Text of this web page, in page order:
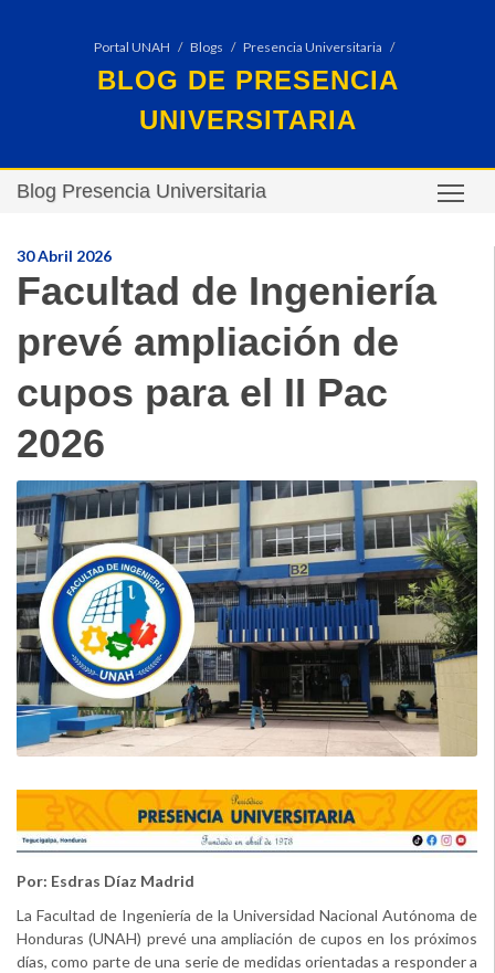
Portal UNAH Blogs Presencia Universitaria
BLOG DE PRESENCIA
UNIVERSITARIA
Blog Presencia Universitaria
30 Abril 2026
Facultad de Ingeniería
prevé ampliación de
cupos para el II Pac
2026
Por: Esdras Díaz Madrid
La Facultad de Ingeniería de la Universidad Nacional Autónoma de
Honduras (UNAH) prevé una ampliación de cupos en los próximos
días, como parte de una serie de medidas orientadas a responder a